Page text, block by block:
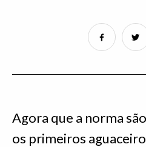
Agora que a norma
os primeiros